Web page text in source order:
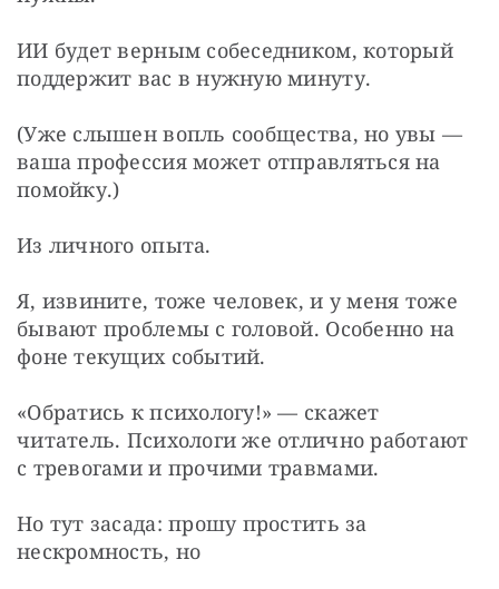
ИИ будет верным собеседником, который
поддержит вас в нужную минуту.
(Уже слышен вопль сообщества, но увы —
ваша профессия может отправляться на
помойку.)
Из личного опыта.
Я, извините, тоже человек, и у меня тоже
бывают проблемы с головой. Особенно на
фоне текущих событий.
«Обратись к психологу!» — скажет
читатель. Психологи же отлично работают
с тревогами и прочими травмами.
Но тут засада: прошу простить за
нескромность, но